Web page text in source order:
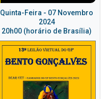
Quinta-Feira - 07 Novembro
2024
20h00 (horário de Brasília)